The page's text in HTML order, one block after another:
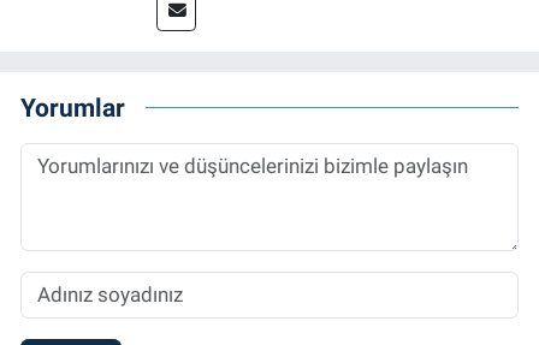
başladığı gazetecilik mesleğinde, muhabir,
Sorumlu Haber Editörü' olarak devam
etmektedir.
Yorumlar